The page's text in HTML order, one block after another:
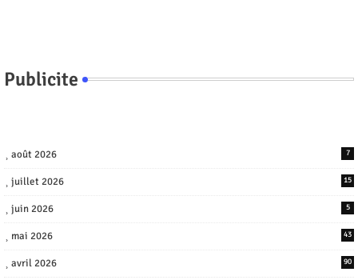
Publicite
août 2026 7
juillet 2026 15
juin 2026 5
mai 2026 43
avril 2026 90